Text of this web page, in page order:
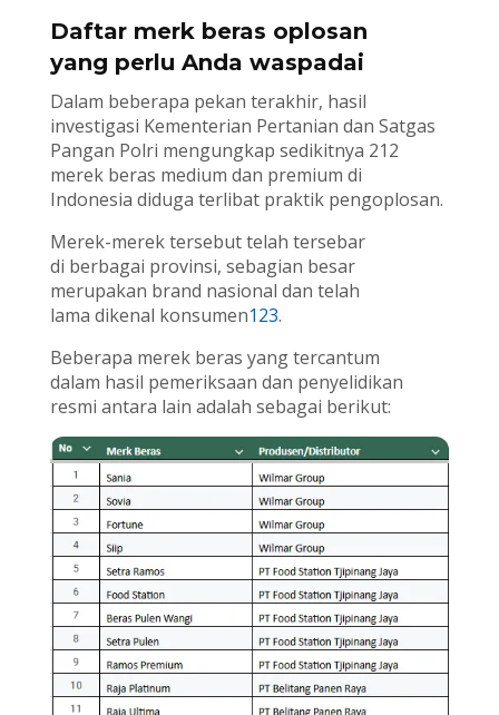
Daftar merk beras oplosan
yang perlu Anda waspadai
Dalam beberapa pekan terakhir, hasil
investigasi Kementerian Pertanian dan Satgas
Pangan Polri mengungkap sedikitnya 212
merek beras medium dan premium di
Indonesia diduga terlibat praktik pengoplosan.
Merek-merek tersebut telah tersebar
di berbagai provinsi, sebagian besar
merupakan brand nasional dan telah
lama dikenal konsumen123.
Beberapa merek beras yang tercantum
dalam hasil pemeriksaan dan penyelidikan
resmi antara lain adalah sebagai berikut: